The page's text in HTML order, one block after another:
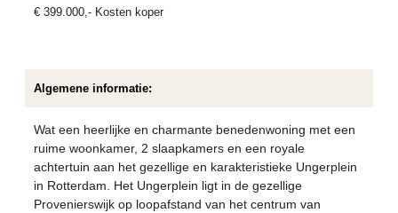
€399.000,- Kosten koper
Algemene informatie:
Wat een heerlijke en charmante benedenwoning met een
ruime woonkamer, 2 slaapkamers en een royale
achtertuin aan het gezellige en karakteristieke Ungerplein
in Rotterdam. Het Ungerplein ligt in de gezellige
Provenierswijk op loopafstand van het centrum van